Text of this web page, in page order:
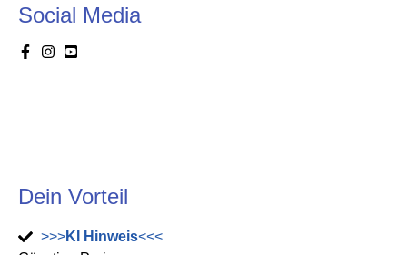
Social Media
Dein Vorteil
>>>KI Hinweis<<<